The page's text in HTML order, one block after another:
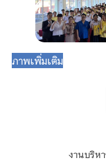
ภาพเพิ่มเติม
งานบริห